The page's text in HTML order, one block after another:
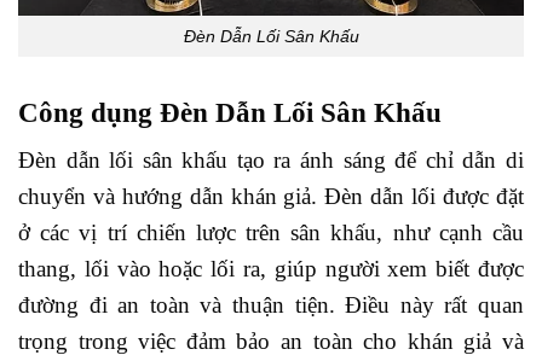
Đèn Dẫn Lối Sân Khấu
Công dụng Đèn Dẫn Lối Sân Khấu
Đèn dẫn lối sân khấu tạo ra ánh sáng để chỉ dẫn di
chuyển và hướng dẫn khán giả. Đèn dẫn lối được đặt
ở các vị trí chiến lược trên sân khấu, như cạnh cầu
thang, lối vào hoặc lối ra, giúp người xem biết được
đường đi an toàn và thuận tiện. Điều này rất quan
trọng trong việc đảm bảo an toàn cho khán giả và